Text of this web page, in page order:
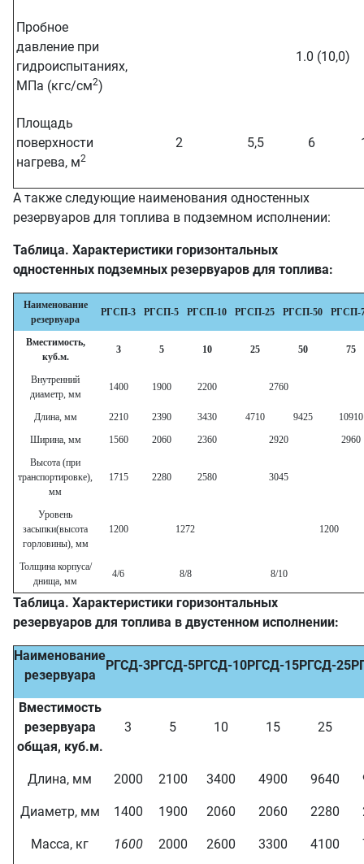
Пробное
давление при
гидроиспытаниях,
МПа (кгс/см2)
1.0 (10,0)
Площадь
поверхности
нагрева, м2
2 5,5 6
А также следующие наименования одностенных
резервуаров для топлива в подземном исполнении:
Таблица. Характеристики горизонтальных
одностенных подземных резервуаров для топлива:
Наименование
резервуара
РГСП-3 РГСП-5 РГСП-10 РГСП-25 РГСП-50 РГСП-
Вместимость,
куб.м.
3 5 10 25 50 75
Внутренний
диаметр, мм
1400 1900 2200 2760
Длина, мм 2210 2390 3430 4710 9425
10910
Ширина, мм
1560 2060 2360 2920
2960
Высота (при
транспортировке),
мм
1715 2280 2580 3045
Уровень
засыпки(высота
горловины), мм
1200 1272 1200
Толщина корпуса/
днища, мм
4/6 8/8 8/10
Таблица. Характеристики горизонтальных
резервуаров для топлива в двустенном исполнении:
Наименование
резервуара
РГСД-3РГСД-5РГСД-10РГСД-15РГСД-25
Вместимость
резервуара
общая, куб.м.
3 5 10 15 25
Длина, мм 2000 2100 3400 4900 9640
Диаметр, мм 1400 1900 2060 2060 2280
Масса, кг 1600 2000 2600 3300 4100